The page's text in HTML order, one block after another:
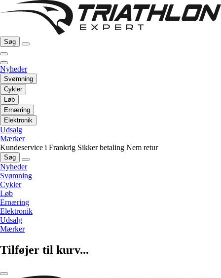
Søg
Nyheder
Svømning
Cykler
Løb
Ernæring
Elektronik
Udsalg
Mærker
Kundeservice i Frankrig Sikker betaling Nem retur
Søg
Nyheder
Svømning
Cykler
Løb
Ernæring
Elektronik
Udsalg
Mærker
Tilføjer til kurv...